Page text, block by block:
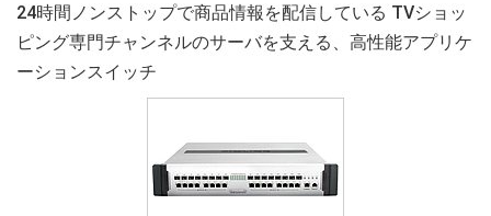
24時間ノンストップで商品情報を配信している TVショッ
ピング専門チャンネルのサーバを支える、高性能アプリケ
ーションスイッチ